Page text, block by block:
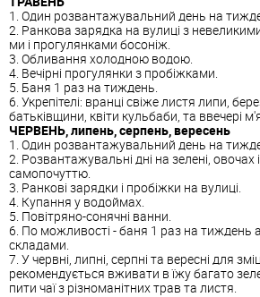
1. Один розвантажувальний день на
2. Ранкова зарядка на вулиці з
ми і прогулянками босоніж.
3. Обливання холодною водою.
4. Вечірні прогулянки з пробіжками.
5. Баня 1 раз на тиждень.
6. Укрепітелі: вранці свіже листя липи,
батьківщини, квіти кульбаби, та ввечері
ЧЕРВЕНЬ, липень, серпень, вересень
1. Один розвантажувальний день на
2. Розвантажувальні дні на зелені, овочах
самопочуттю.
3. Ранкові зарядки і пробіжки на вулиці.
4. Купання у водоймах.
5. Повітряно-сонячні ванни.
6. По можливості - баня 1 раз на тиждень
складами.
7. У червні, липні, серпні та вересні для
рекомендується вживати в їжу багато
пити чаї з різноманітних трав та листя.